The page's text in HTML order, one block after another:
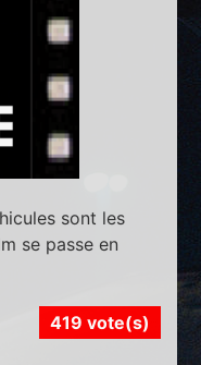
sont les
se passe en
419 vote(s)